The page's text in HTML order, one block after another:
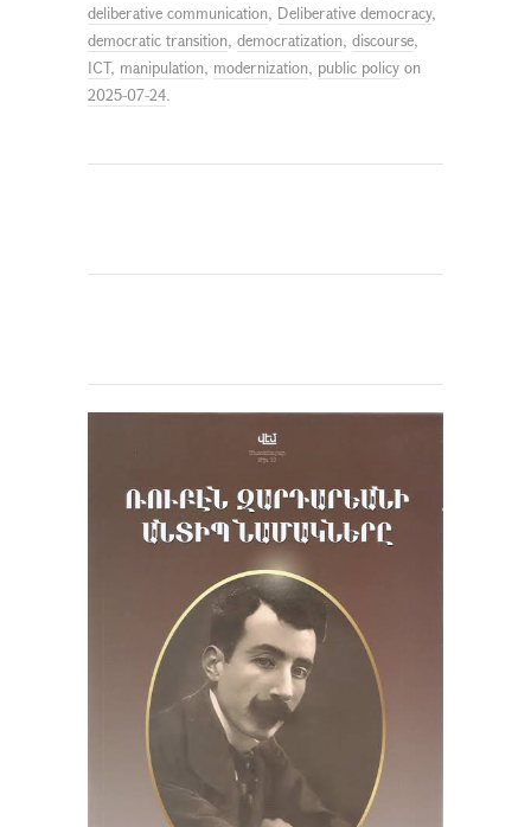
deliberative communication, Deliberative democracy,
democratic transition, democratization, discourse,
ICT, manipulation, modernization, public policy on
2025-07-24.